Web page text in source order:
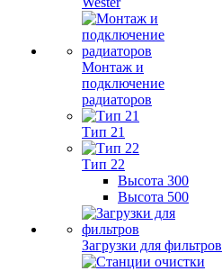
Монтаж и
подключение
радиаторов
Тип 21
Тип 22
Высота 300
Высота 500
Загрузки для фильтров